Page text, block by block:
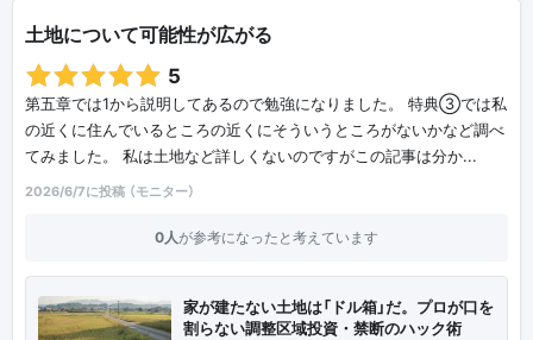
土地について可能性が広がる
5
第五章では1から説明してあるので勉強になりました。 特典③では私
の近くに住んでいるところの近くにそういうところがないかなど調べ
てみました。 私は土地など詳しくないのですがこの記事は分か...
2026/6/7に投稿 （モニター）
0人が参考になったと考えています
家が建たない土地は「ドル箱」だ。プロが口を
割らない調整区域投資・禁断のハック術